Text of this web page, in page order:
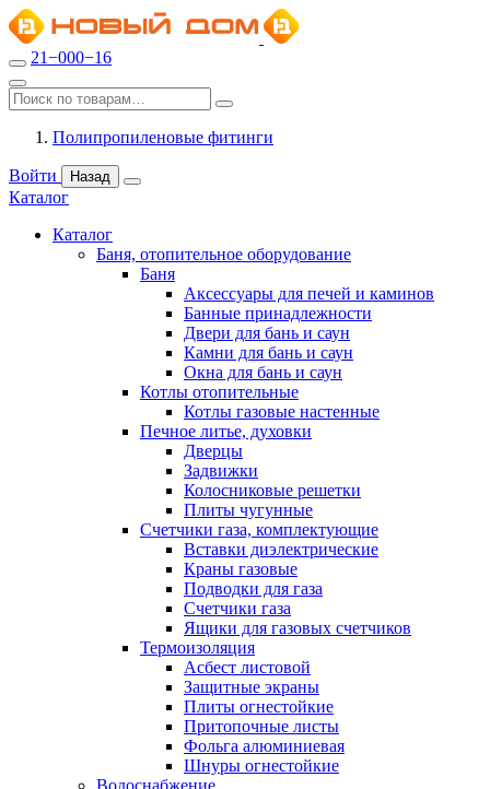
21−000−16
Полипропиленовые фитинги
Войти Назад
Каталог
Каталог
Баня, отопительное оборудование
Баня
Аксессуары для печей и каминов
Банные принадлежности
Двери для бань и саун
Камни для бань и саун
Окна для бань и саун
Котлы отопительные
Котлы газовые настенные
Печное литье, духовки
Дверцы
Задвижки
Колосниковые решетки
Плиты чугунные
Счетчики газа, комплектующие
Вставки диэлектрические
Краны газовые
Подводки для газа
Счетчики газа
Ящики для газовых счетчиков
Термоизоляция
Асбест листовой
Защитные экраны
Плиты огнестойкие
Притопочные листы
Фольга алюминиевая
Шнуры огнестойкие
Водоснабжение